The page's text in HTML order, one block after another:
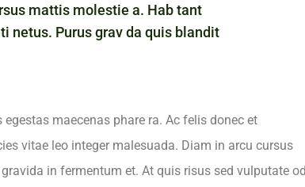
mattis molestie a. Hab tant
netus. Purus grav da quis blandit
maecenas phare ra. Ac felis donec et
vitae leo integer malesuada. Diam in arcu cursus
in fermentum et. At quis risus sed vulputate